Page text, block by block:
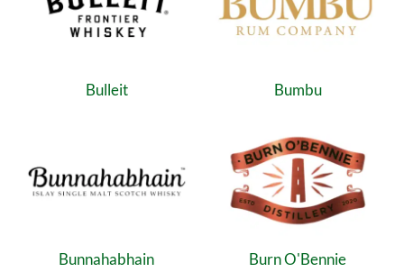
Bulleit Bumbu
Bunnahabhain Burn O'Bennie